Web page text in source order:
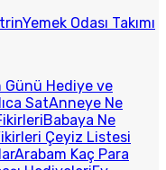
Yemek Odası Takımı
Günü Hediye ve
SatAnneye Ne
Babaya Ne
Çeyiz Listesi
Arabam Kaç Para